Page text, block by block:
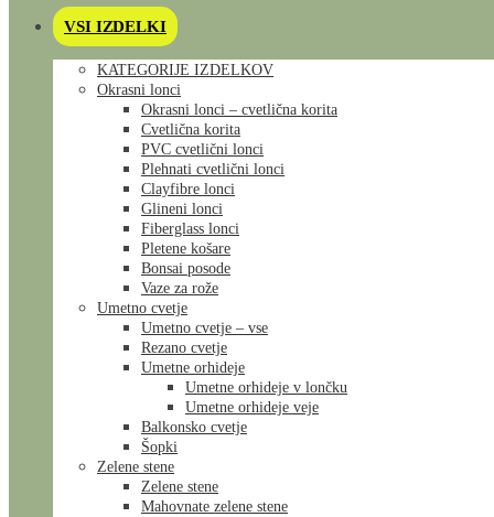
VSI IZDELKI
KATEGORIJE IZDELKOV
Okrasni lonci
Okrasni lonci – cvetlična korita
Cvetlična korita
PVC cvetlični lonci
Plehnati cvetlični lonci
Clayfibre lonci
Glineni lonci
Fiberglass lonci
Pletene košare
Bonsai posode
Vaze za rože
Umetno cvetje
Umetno cvetje – vse
Rezano cvetje
Umetne orhideje
Umetne orhideje v lončku
Umetne orhideje veje
Balkonsko cvetje
Šopki
Zelene stene
Zelene stene
Mahovnate zelene stene